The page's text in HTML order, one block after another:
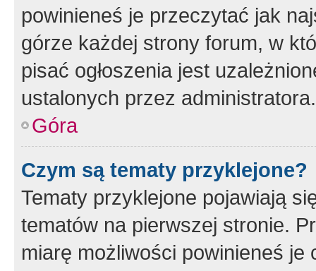
powinieneś je przeczytać jak
górze każdej strony forum, w
pisać ogłoszenia jest
ustalonych przez administratora.
Góra
Czym są tematy przyklejone?
Tematy przyklejone pojawiają
tematów na pierwszej stronie.
miarę możliwości powinieneś je